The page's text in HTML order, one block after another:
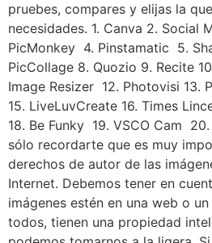
pruebes, compares y elijas la
necesidades. 1. Canva 2. Social
PicMonkey 4. Pinstamatic 5.
PicCollage 8. Quozio 9. Recite
Image Resizer 12. Photovisi 13.
15. LiveLuvCreate 16. Times
18. Be Funky 19. VSCO Cam
sólo recordarte que es muy
derechos de autor de las
Internet. Debemos tener en
imágenes estén en una web o
todos, tienen una propiedad